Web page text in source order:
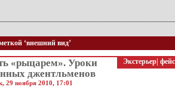
‘внешний вид’
Экстерьер
«рыцарем». Уроки
джентльменов
29 ноября 2010, 17:01